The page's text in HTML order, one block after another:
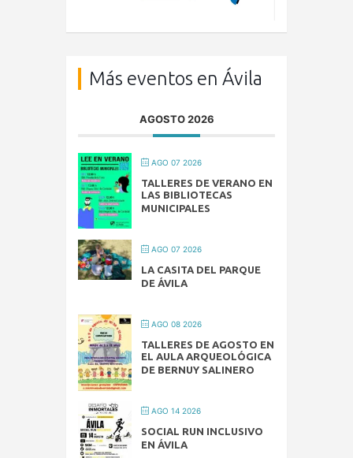
Más eventos en Ávila
AGOSTO 2026
AGO 07 2026
TALLERES DE VERANO EN
LAS BIBLIOTECAS
MUNICIPALES
AGO 07 2026
LA CASITA DEL PARQUE
DE ÁVILA
AGO 08 2026
TALLERES DE AGOSTO EN
EL AULA ARQUEOLÓGICA
DE BERNUY SALINERO
AGO 14 2026
SOCIAL RUN INCLUSIVO
EN ÁVILA